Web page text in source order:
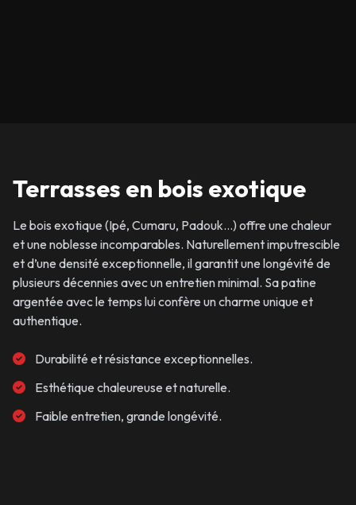
Terrasses en bois exotique
Le bois exotique (Ipé, Cumaru, Padouk…) offre une chaleur
et une noblesse incomparables. Naturellement imputrescible
et d’une densité exceptionnelle, il garantit une longévité de
plusieurs décennies avec un entretien minimal. Sa patine
argentée avec le temps lui confère un charme unique et
authentique.
Durabilité et résistance exceptionnelles.
Esthétique chaleureuse et naturelle.
Faible entretien, grande longévité.